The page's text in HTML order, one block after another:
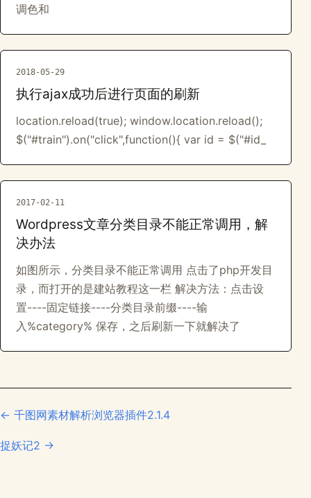
调色和
2018-05-29
执行ajax成功后进行页面的刷新
location.reload(true); window.location.reload();
$("#train").on("click",function(){ var id = $("#id_
2017-02-11
Wordpress文章分类目录不能正常调用，解
决办法
如图所示，分类目录不能正常调用 点击了php开发目
录，而打开的是建站教程这一栏 解决方法：点击设
置----固定链接----分类目录前缀----输
入%category% 保存，之后刷新一下就解决了
← 千图网素材解析浏览器插件2.1.4
捉妖记2 →